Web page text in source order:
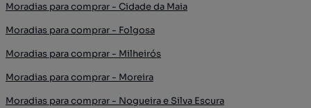
Moradias para comprar - Cidade da Maia
Moradias para comprar - Folgosa
Moradias para comprar - Milheirós
Moradias para comprar - Moreira
Moradias para comprar - Nogueira e Silva Escura